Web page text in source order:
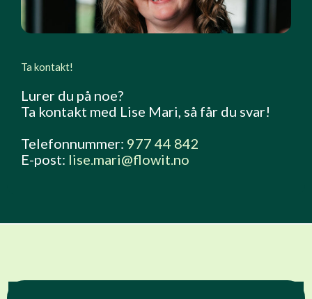
Ta kontakt!
Lurer du på noe?
Ta kontakt med Lise Mari, så får du svar!
Telefonnummer: 977 44 842
E-post: lise.mari@flowit.no